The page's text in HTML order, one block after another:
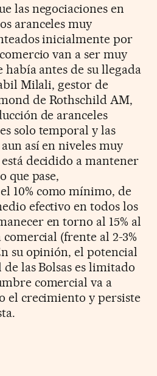
las negociaciones en
aranceles muy
inicialmente por
van a ser muy
había antes de su llegada
Milali, gestor de
de Rothschild AM,
de aranceles
solo temporal y las
así en niveles muy
decidido a mantener
que pase,
10% como mínimo, de
efectivo en todos los
en torno al 15% al
(frente al 2-3%
su opinión, el potencial
las Bolsas es limitado
comercial va a
el crecimiento y persiste